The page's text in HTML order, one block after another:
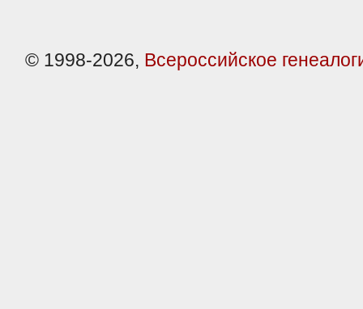
© 1998-2026, Всероссийское